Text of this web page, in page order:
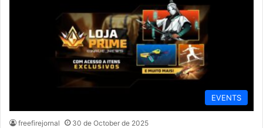
EVENTS
freefirejornal 30 de October de 2025